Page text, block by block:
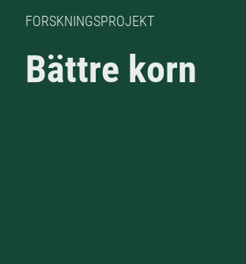
FORSKNINGSPROJEKT
Bättre korn